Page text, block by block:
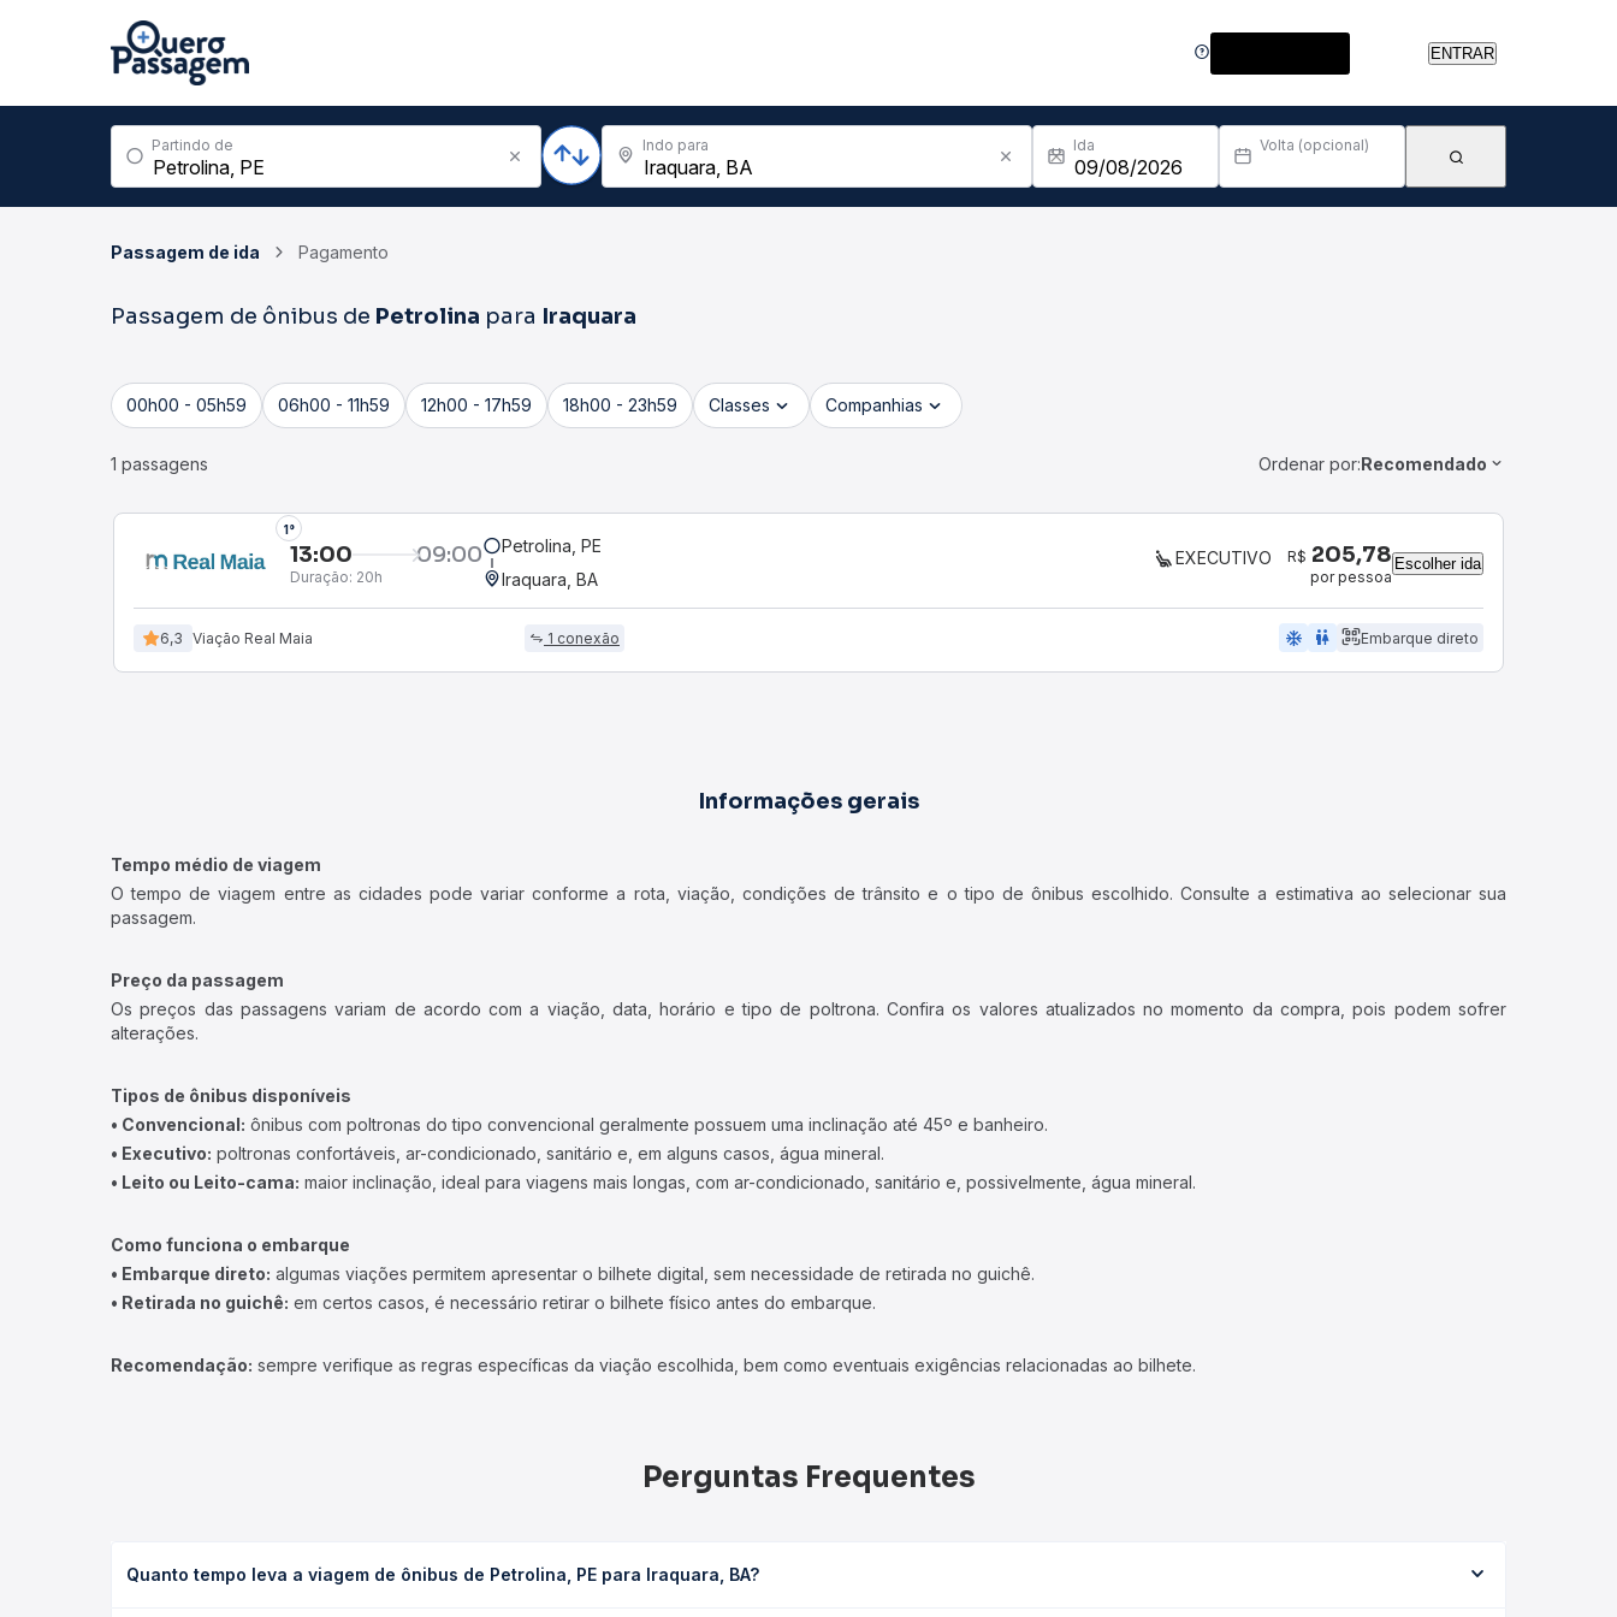
ENTRAR
Partindo de Indo para Ida Volta (opcional)
Passagem de ida Pagamento
Passagem de ônibus de Petrolina para Iraquara
00h00 - 05h59 06h00 - 11h59 12h00 - 17h59 18h00 - 23h59 Classes Companhias
1 passagens Ordenar por:Recomendado
1°
13:00 09:00
Duração: 20h
Petrolina, PE
Iraquara, BA
EXECUTIVO R$ 205,78
por pessoa
Escolher ida
6,3 Viação Real Maia 1 conexão ac_unit wc Embarque direto
Informações gerais
Tempo médio de viagem
O tempo de viagem entre as cidades pode variar conforme a rota, viação, condições de trânsito e o tipo de ônibus escolhido. Consulte a estimativa ao selecionar sua
passagem.
Preço da passagem
Os preços das passagens variam de acordo com a viação, data, horário e tipo de poltrona. Confira os valores atualizados no momento da compra, pois podem sofrer
alterações.
Tipos de ônibus disponíveis
• Convencional: ônibus com poltronas do tipo convencional geralmente possuem uma inclinação até 45º e banheiro.
• Executivo: poltronas confortáveis, ar-condicionado, sanitário e, em alguns casos, água mineral.
• Leito ou Leito-cama: maior inclinação, ideal para viagens mais longas, com ar-condicionado, sanitário e, possivelmente, água mineral.
Como funciona o embarque
• Embarque direto: algumas viações permitem apresentar o bilhete digital, sem necessidade de retirada no guichê.
• Retirada no guichê: em certos casos, é necessário retirar o bilhete físico antes do embarque.
Recomendação: sempre verifique as regras específicas da viação escolhida, bem como eventuais exigências relacionadas ao bilhete.
Perguntas Frequentes
Quanto tempo leva a viagem de ônibus de Petrolina, PE para Iraquara, BA?